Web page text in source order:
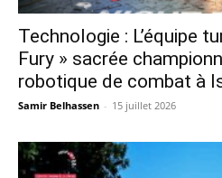
Technologie : L’équipe
Fury » sacrée
robotique de combat à
Samir Belhassen - 15 juillet 2026